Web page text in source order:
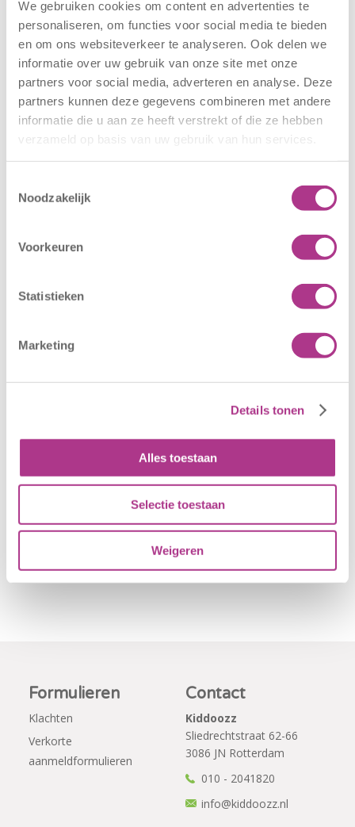
We gebruiken cookies om content en advertenties te
personaliseren, om functies voor social media te bieden
en om ons websiteverkeer te analyseren. Ook delen we
informatie over uw gebruik van onze site met onze
partners voor social media, adverteren en analyse. Deze
partners kunnen deze gegevens combineren met andere
informatie die u aan ze heeft verstrekt of die ze hebben
verzameld op basis van uw gebruik van hun services.
Noodzakelijk
Voorkeuren
Statistieken
Marketing
Details tonen
Alles toestaan
Selectie toestaan
Weigeren
Gerelateerde berichten
Nieuwe locatie
Oldegaarde
Sport BSO
opent op 1
Dan bent u bij
Oldegaarde aan
het juiste adres!
Per 1
CODE ROOD
weeralarm voor
morgen, 26 juni
locaties van
Kiddoozz
Kinderopvang
morgen gesloten
blijven. Bijgaand
aan…
Formulieren
Klachten
Verkorte
aanmeldformulieren
Contact
Kiddoozz
Sliedrechtstraat 62-66
3086 JN Rotterdam
010 - 2041820
info@kiddoozz.nl